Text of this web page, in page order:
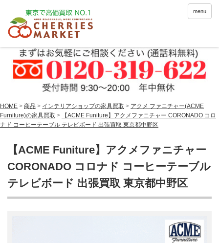
menu
HOME > 商品 > インテリアショップの家具買取 > アクメ ファニチャー(ACME
Furniture)の家具買取 >
【ACME Funiture】アクメファニチャー CORONADO コロ
ナド コーヒーテーブル テレビボード 出張買取 東京都中野区
【ACME Funiture】アクメファニチャー
CORONADO コロナド コーヒーテーブル
テレビボード 出張買取 東京都中野区